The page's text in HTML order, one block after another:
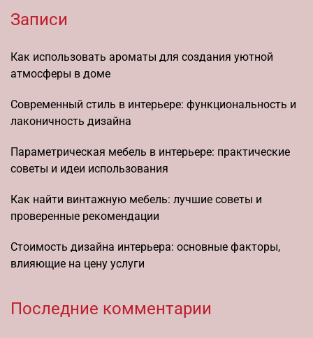
Записи
Как использовать ароматы для создания уютной
атмосферы в доме
Современный стиль в интерьере: функциональность и
лаконичность дизайна
Параметрическая мебель в интерьере: практические
советы и идеи использования
Как найти винтажную мебель: лучшие советы и
проверенные рекомендации
Стоимость дизайна интерьера: основные факторы,
влияющие на цену услуги
Последние комментарии